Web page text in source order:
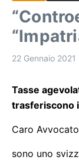
22 Gennaio 2021
Tasse
trasferiscono
Caro
sono uno